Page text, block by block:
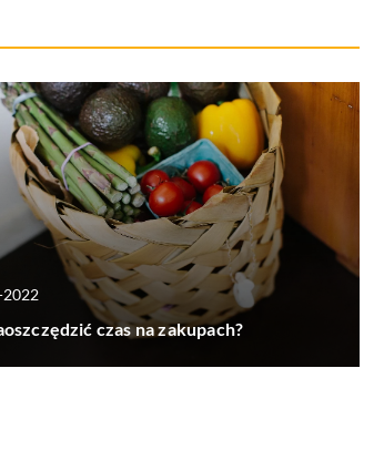
czas na zakupach?